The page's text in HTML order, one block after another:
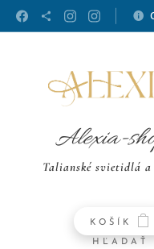
Alexia-
Talianské svietidlá a
KOŠÍK
HĽADAŤ